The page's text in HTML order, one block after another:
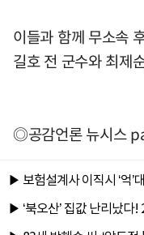
이들과 함께 무소속
길호 전 군수와 최제
◎공감언론 뉴시스